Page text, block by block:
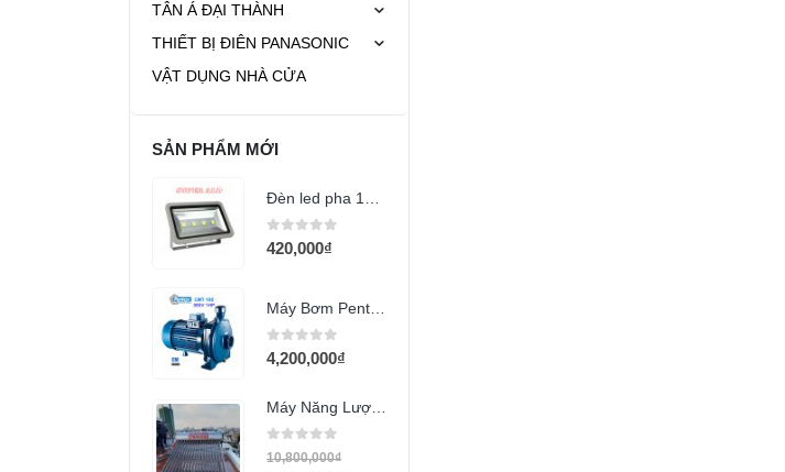
TÂN Á ĐẠI THÀNH
THIẾT BỊ ĐIÊN PANASONIC
VẬT DỤNG NHÀ CỬA
SẢN PHẨM MỚI
0out of 5
420,000₫
0 out of 5
4,200,000₫
Máy Năng Lượng Mặt Trời Dapha 220 lít
0 out of 5
10,800,000₫